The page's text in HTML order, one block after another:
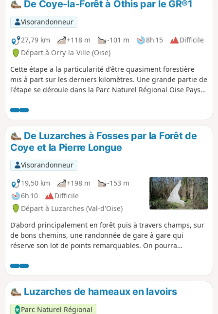
abords.De Coye-la-Forêt à Othis par le GR®1
Visorandonneur
27,79 km
+118 m -101 m 8h 15
Difficile
Départ à Orry-la-Ville (Oise)
Cette étape a la particularité d'être quasiment forestière
mis à part sur les derniers kilomètres. Une grande partie de
l'étape se déroule dans la Parc Naturel Régional Oise Pays
comme par exemple les Étangs de Commelle et le Château
de la Reine Blanche. Parmi les forêts traversées, on peut
citer la Forêt d'Ermenonville, la Forêt de Chantilly et bien
entendu la Forêt de Coye.
De Luzarches à Fosses par la Forêt de
Coye et la Pierre Longue
Visorandonneur
19,50 km
+198 m
-153 m
6h 10
Difficile
Départ à Luzarches (Val-d'Oise)
D'abord principalement en forêt puis à travers champs, sur
de bons chemins, une randonnée de gare à gare qui
réserve son lot de points remarquables. On pourra
pigeonnier, une source et un menhir, ainsi qu'une curiosité
naturelle, les deux arbres entrelacés de la Forêt de Coye.
Luzarches de hameaux en lavoirs
Parc Naturel Régional